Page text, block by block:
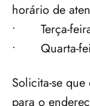
horário de
•	Terça-feira: 10h00–11h00
•
Solicita-se
para o